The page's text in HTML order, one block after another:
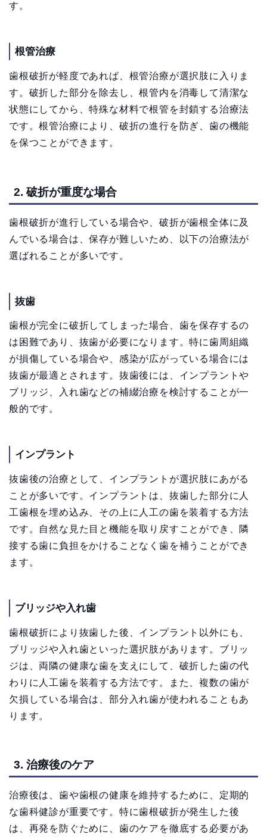
す。
根管治療
歯根破折が軽度であれば、根管治療が選択肢に入りま
す。破折した部分を除去し、根管内を消毒して清潔な
状態にしてから、特殊な材料で根管を封鎖する治療法
です。根管治療により、破折の進行を防ぎ、歯の機能
を保つことができます。
2. 破折が重度な場合
歯根破折が進行している場合や、破折が歯根全体に及
んでいる場合は、保存が難しいため、以下の治療法が
選ばれることが多いです。
抜歯
歯根が完全に破折してしまった場合、歯を保存するの
は困難であり、抜歯が必要になります。特に歯周組織
が損傷している場合や、感染が広がっている場合には
抜歯が最適とされます。抜歯後には、インプラントや
ブリッジ、入れ歯などの補綴治療を検討することが一
般的です。
インプラント
抜歯後の治療として、インプラントが選択肢にあがる
ことが多いです。インプラントは、抜歯した部分に人
工歯根を埋め込み、その上に人工の歯を装着する方法
です。自然な見た目と機能を取り戻すことができ、隣
接する歯に負担をかけることなく歯を補うことができ
ます。
ブリッジや入れ歯
歯根破折により抜歯した後、インプラント以外にも、
ブリッジや入れ歯といった選択肢があります。ブリッ
ジは、両隣の健康な歯を支えにして、破折した歯の代
わりに人工歯を装着する方法です。また、複数の歯が
欠損している場合は、部分入れ歯が使われることもあ
ります。
3. 治療後のケア
治療後は、歯や歯根の健康を維持するために、定期的
な歯科健診が重要です。特に歯根破折が発生した後
は、再発を防ぐために、歯のケアを徹底する必要があ